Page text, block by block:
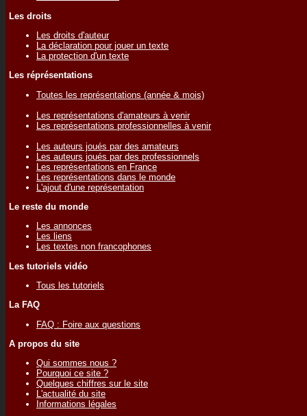
Les droits
Les droits d'auteur
La déclaration pour jouer un texte
La protection d'un texte
Les réprésentations
Toutes les représentations (année & mois)
Les représentations d'amateurs à venir
Les représentations professionnelles à venir
Les auteurs joués par des amateurs
Les auteurs joués par des professionnels
Les représentations en France
Les représentations dans le monde
L'ajout d'une représentation
Le reste du monde
Les annonces
Les liens
Les textes non francophones
Les tutoriels vidéo
Tous les tutoriels
La FAQ
FAQ : Foire aux questions
A propos du site
Qui sommes nous ?
Pourquoi ce site ?
Quelques chiffres sur le site
L'actualité du site
Informations légales